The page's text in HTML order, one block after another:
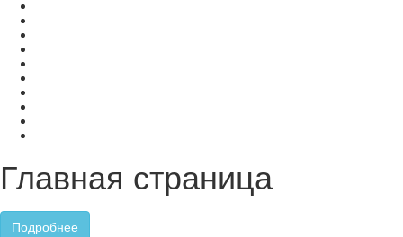
Главная страница
Подробнее